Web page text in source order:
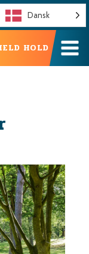
Dansk
HOLD